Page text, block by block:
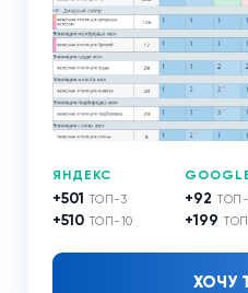
ЯНДЕКС
+501 ТОП-3
+510 ТОП-10
+92
+199
ХОЧУ